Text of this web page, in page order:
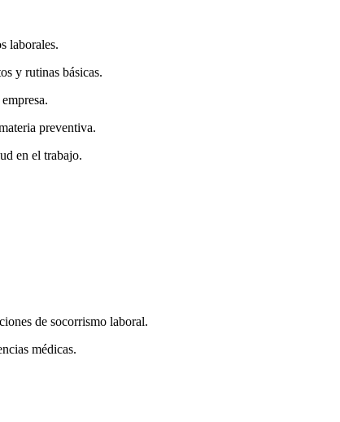
laborales.
y rutinas básicas.
preventiva.
en el trabajo.
de socorrismo laboral.
médicas.